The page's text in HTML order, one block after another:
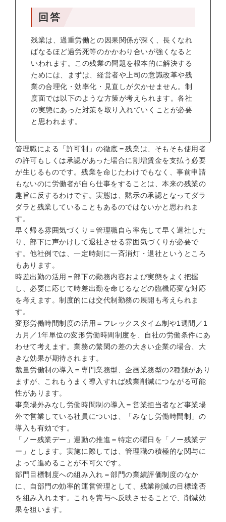
回答
残業は、過重労働との因果関係が深く、長くなれ
ばなるほど過労死等のかかわり合いが強くなると
いわれます。この残業の問題を根本的に解決する
ためには、まずは、経営者や上司の意識改革や残
業の合理化・効率化・見直しが欠かせません。制
度面では以下のような方策が考えられます。各社
の実態にあった対策を取り入れていくことが必要
と思われます。
管理職による「許可制」の徹底＝残業は、そもそも使用者
の許可もしくは承認があった場合に割増賃金を支払う必要
が生じるものです。残業を命じたわけでもなく、事前申請
もないのに労働者が自ら仕事をすることは、本来の残業の
趣旨に反するわけです。実態は、黙示の承認となってダラ
ダラと残業していることもあるのではないかと思われま
す。
早く帰る雰囲気づくり＝管理職自ら率先して早く退社した
り、部下に声かけして退社させる雰囲気づくりが必要で
す。他社例では、一定時刻に一斉消灯・退社というところ
もあります。
時差出勤の活用＝部下の勤務内容および実態をよく把握
し、必要に応じて時差出勤を命じるなどの臨機応変な対応
を考えます。制度的には交代制勤務の展開も考えられま
す。
変形労働時間制度の活用＝フレックスタイム制や1週間／1
カ月／1年単位の変形労働時間制度を、自社の労働条件にあ
わせて考えます。業務の繁閑の差の大きい企業の場合、大
きな効果が期待されます。
裁量労働制の導入＝専門業務型、企画業務型の2種類があり
ますが、これもうまく導入すれば残業削減につながる可能
性があります。
事業場外みなし労働時間制の導入＝営業担当者など事業場
外で営業している社員についは、「みなし労働時間制」の
導入も有効です。
「ノー残業デー」運動の推進＝特定の曜日を「ノー残業デ
ー」とします。実施に際しては、管理職の積極的な関与に
よって進めることが不可欠です。
部門目標制度への組み入れ＝部門の業績評価制度のなか
に、自部門の効率的運営管理として、残業削減の目標達否
を組み入れます。これを賞与へ反映させることで、削減効
果を狙います。